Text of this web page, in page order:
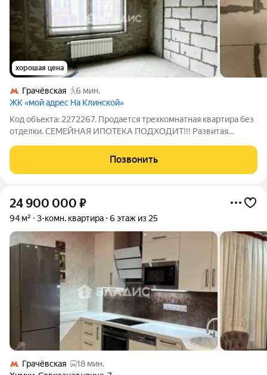
хорошая цена
Грачёвская
6 мин.
ЖК «мой адрес На Клинской»
Код объекта: 2272267. Продается трехкомнатная квартира без
отделки. СЕМЕЙНАЯ ИПОТЕКА ПОДХОДИТ!!! Развитая
жизни. Рядом парк Грачевский. Пешая доступность от метро!
Первичные документы, без
Позвонить
24 900 000 ₽
94 м² 3-комн. квартира 6 этаж из 25
Грачёвская
18 мин.